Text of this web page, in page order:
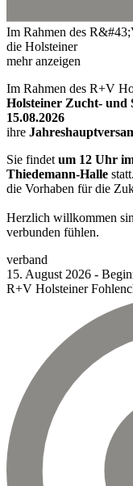
Im Rahmen des
die Holsteiner
mehr anzeigen
Im Rahmen des R+V
Holsteiner Zucht- und
15.08.2026
ihre
Sie findet um 12 Uhr
Thiedemann-Halle
die Vorhaben für die
Herzlich willkommen
verbunden fühlen.
verband
15. August 2026 -
R+V Holsteiner